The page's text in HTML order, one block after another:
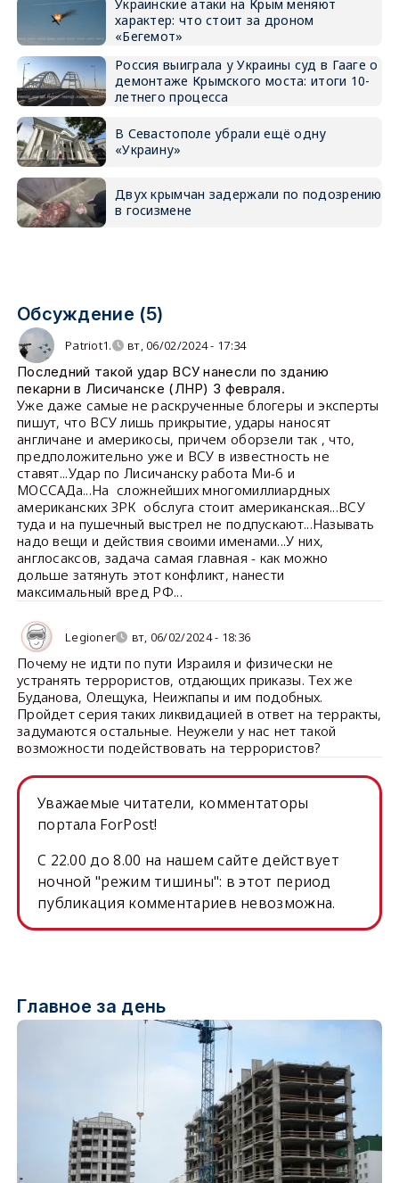
Украинские атаки на Крым меняют
характер: что стоит за дроном
«Бегемот»
Россия выиграла у Украины суд в Гааге о
демонтаже Крымского моста: итоги 10-
летнего процесса
В Севастополе убрали ещё одну
«Украину»
Двух крымчан задержали по подозрению
в госизмене
Обсуждение (5)
Patriot1. вт, 06/02/2024 - 17:34
Последний такой удар ВСУ нанесли по зданию
пекарни в Лисичанске (ЛНР) 3 февраля.
Уже даже самые не раскрученные блогеры и эксперты
пишут, что ВСУ лишь прикрытие, удары наносят
англичане и америкосы, причем оборзели так , что,
предположительно уже и ВСУ в известность не
ставят...Удар по Лисичанску работа Ми-6 и
МОССАДа...На сложнейших многомиллиардных
американских ЗРК обслуга стоит американская...ВСУ
туда и на пушечный выстрел не подпускают...Называть
надо вещи и действия своими именами...У них,
англосаксов, задача самая главная - как можно
дольше затянуть этот конфликт, нанести
максимальный вред РФ...
Legioner вт, 06/02/2024 - 18:36
Почему не идти по пути Израиля и физически не
устранять террористов, отдающих приказы. Тех же
Буданова, Олещука, Неижпапы и им подобных.
Пройдет серия таких ликвидацией в ответ на терракты,
задумаются остальные. Неужели у нас нет такой
возможности подействовать на террористов?
Уважаемые читатели, комментаторы
портала ForPost!
C 22.00 до 8.00 на нашем сайте действует
ночной "режим тишины": в этот период
публикация комментариев невозможна.
Главное за день